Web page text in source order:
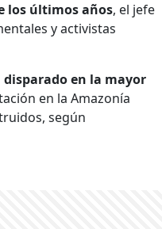
los últimos años, el jefe
y activistas
disparado en la mayor
en la Amazonía
según